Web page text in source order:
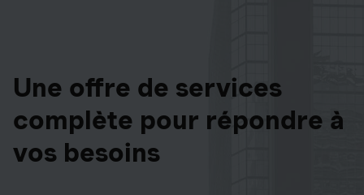
Une offre de services
complète pour répondre à
vos besoins